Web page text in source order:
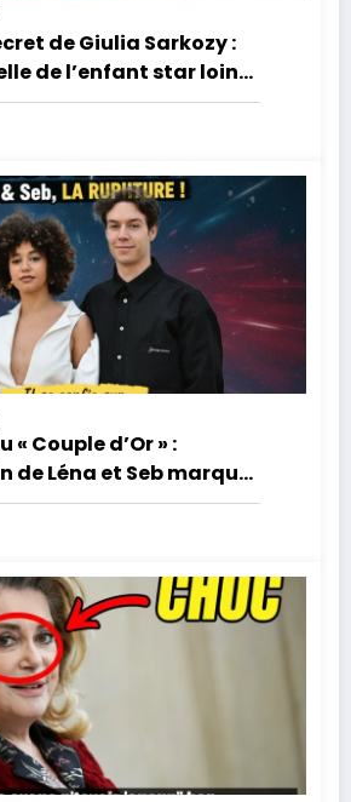
de Giulia Sarkozy :
de l’enfant star loin
« Couple d’Or » :
de Léna et Seb marque
sur YouTube